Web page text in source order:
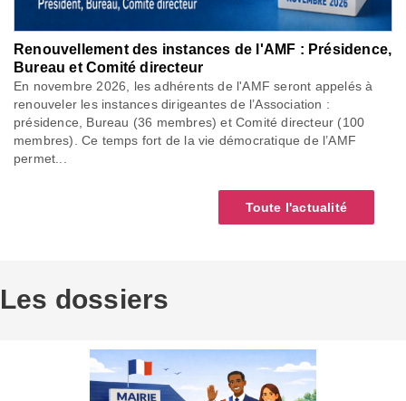
Renouvellement des instances de l'AMF : Présidence,
Bureau et Comité directeur
En novembre 2026, les adhérents de l'AMF seront appelés à
renouveler les instances dirigeantes de l’Association :
présidence, Bureau (36 membres) et Comité directeur (100
membres). Ce temps fort de la vie démocratique de l’AMF
permet...
Toute l'actualité
Les dossiers